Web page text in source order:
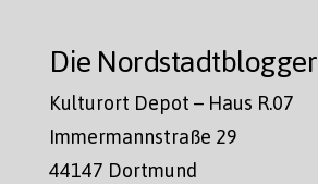
Die Nordstadtblogger
Kulturort Depot – Haus R.07
Immermannstraße 29
44147 Dortmund